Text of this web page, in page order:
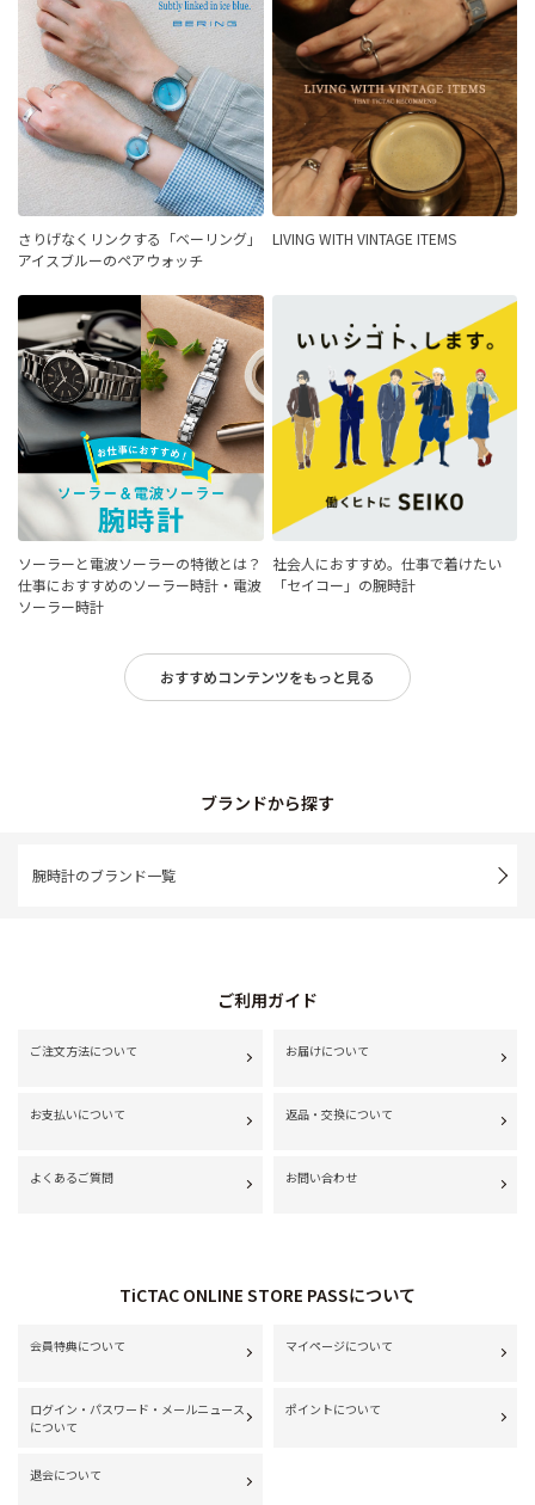
さりげなくリンクする「ベーリング」
アイスブルーのペアウォッチ
LIVING WITH VINTAGE ITEMS
ソーラーと電波ソーラーの特徴とは？
仕事におすすめのソーラー時計・電波
ソーラー時計
社会人におすすめ。仕事で着けたい
「セイコー」の腕時計
おすすめコンテンツをもっと見る
ブランドから探す
腕時計のブランド一覧
ご利用ガイド
ご注文方法について お届けについて
お支払いについて 返品・交換について
よくあるご質問 お問い合わせ
TiCTAC ONLINE STORE PASSについて
会員特典について マイページについて
ログイン・パスワード・メールニュース
について
ポイントについて
退会について